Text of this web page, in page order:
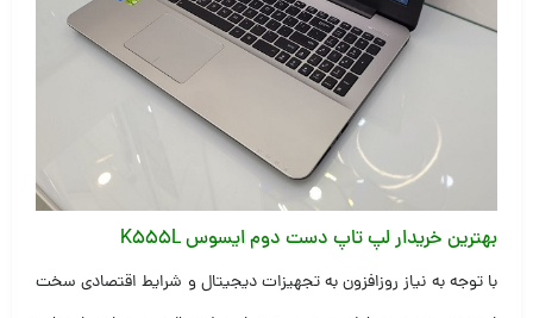
بهترین خریدار لپ تاپ دست دوم ایسوس K555L
با توجه به نیاز روزافزون به تجهیزات دیجیتال و شرایط اقتصادی سخت